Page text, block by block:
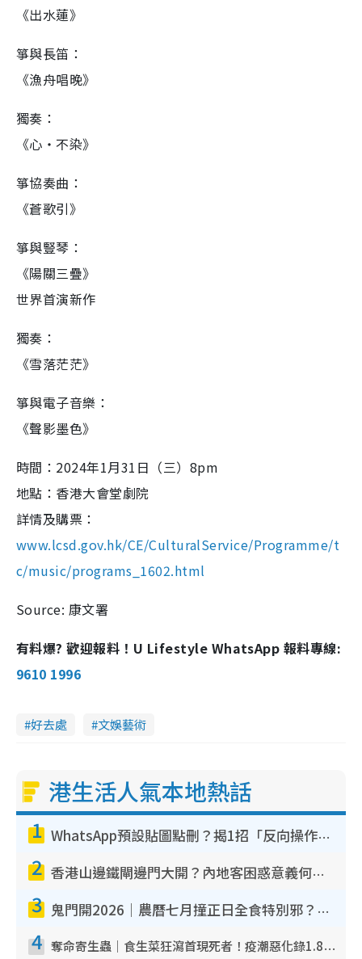
《出水蓮》
箏與長笛：
《漁舟唱晚》
獨奏：
《心‧不染》
箏協奏曲：
《蒼歌引》
箏與豎琴：
《陽關三疊》
世界首演新作
獨奏：
《雪落茫茫》
箏與電子音樂：
《聲影墨色》
時間：2024年1月31日（三）8pm
地點：香港大會堂劇院
詳情及購票：
www.lcsd.gov.hk/CE/CulturalService/Programme/t
c/music/programs_1602.html
Source: 康文署
有料爆? 歡迎報料！U Lifestyle WhatsApp 報料專線:
9610 1996
好去處 文娛藝術
港生活人氣本地熱話
1 WhatsApp預設貼圖點刪？揭1招「反向操作」還原簡潔介面 附3步實測教學
2 香港山邊鐵閘邊門大開？內地客困惑意義何在！網民神回覆：呢種叫法理性防禦
3 鬼門開2026｜農曆七月撞正日全食特別邪？專家警告切忌做一事！揭4大禁忌+2招保平安
4 奪命寄生蟲｜食生菜狂瀉首現死者！疫潮惡化錄1.8萬宗病例 揭洗菜3大謬誤